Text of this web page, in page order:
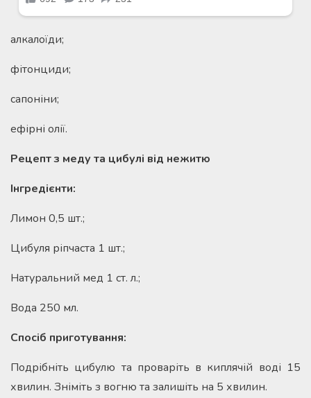
алкалоїди;
фітонциди;
сапоніни;
ефірні олії.
Рецепт з меду та цибулі від нежитю
Інгредієнти:
Лимон 0,5 шт.;
Цибуля ріпчаста 1 шт.;
Натуральний мед 1 ст. л.;
Вода 250 мл.
Спосіб приготування:
Подрібніть цибулю та проваріть в киплячій воді 15
хвилин. Зніміть з вогню та залишіть на 5 хвилин.